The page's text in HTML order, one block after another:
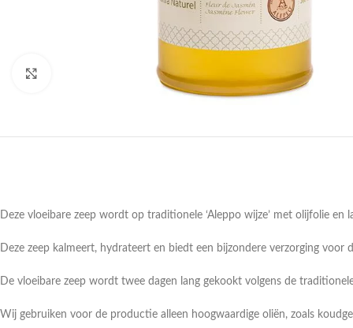
Deze vloeibare zeep wordt op traditionele ‘Aleppo wijze’ met olijfolie en
Deze zeep kalmeert, hydrateert en biedt een bijzondere verzorging
De vloeibare zeep wordt twee dagen lang gekookt volgens de
Wij gebruiken voor de productie alleen hoogwaardige oliën, zoals